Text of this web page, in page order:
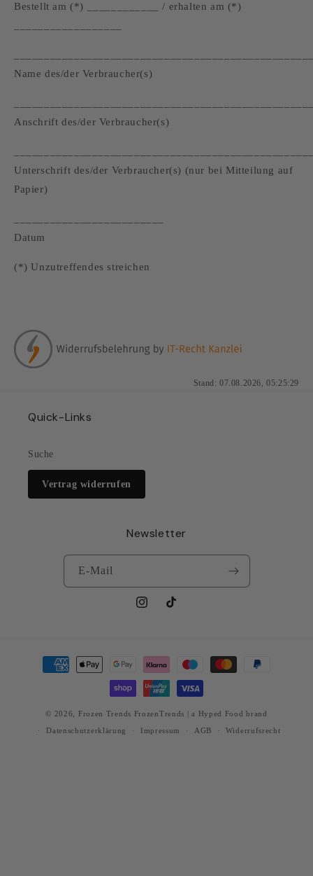
Bestellt am (*) ____________ / erhalten am (*)
Name des/der Verbraucher(s)
Anschrift des/der Verbraucher(s)
Unterschrift des/der Verbraucher(s) (nur bei Mitteilung auf
Papier)
Datum
(*) Unzutreffendes streichen
Stand: 07.08.2026, 05:25:29
Quick-Links
Suche
Vertrag widerrufen
Newsletter
E-Mail
InstagramTikTok
Zahlungsmethoden
© 2026, Frozen Trends FrozenTrends | a Hyped Food brand
Datenschutzerklärung
Impressum AGB Widerrufsrecht